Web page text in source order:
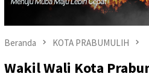
Beranda KOTA PRABUMULIH
Wakil Wali Kota